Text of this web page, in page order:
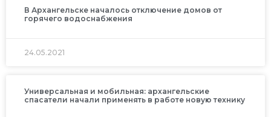
В Архангельске началось отключение домов от
горячего водоснабжения
24.05.2021
Универсальная и мобильная: архангельские
спасатели начали применять в работе новую технику